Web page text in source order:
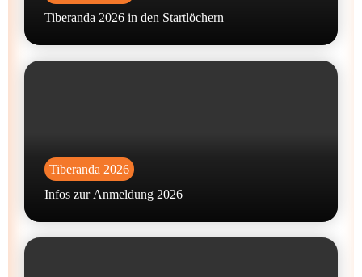
Tiberanda 2026 in den Startlöchern
Tiberanda 2026
Infos zur Anmeldung 2026